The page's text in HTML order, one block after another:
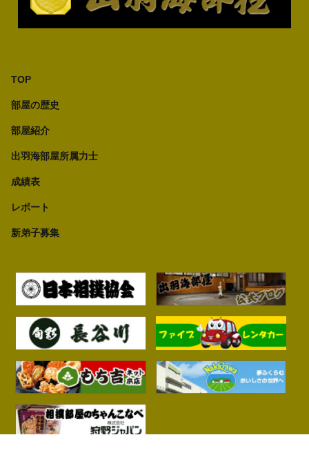
TOP
部屋の歴史
部屋紹介
出羽海部屋所属力士
成績表
レポート
新弟子募集